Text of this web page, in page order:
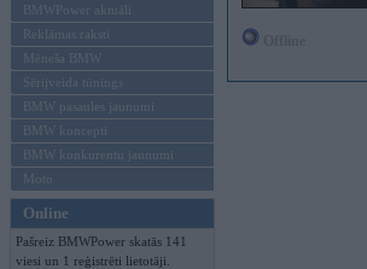
BMWPower aktuāli
Reklāmas raksti
Mēneša BMW
Sērijveida tūnings
BMW pasaules jaunumi
BMW koncepti
BMW konkurentu jaunumi
Moto
Online
Pašreiz BMWPower skatās 141
viesi un 1 reģistrēti lietotāji.